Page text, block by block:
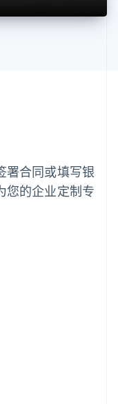
署合同或填写银
您的企业定制专